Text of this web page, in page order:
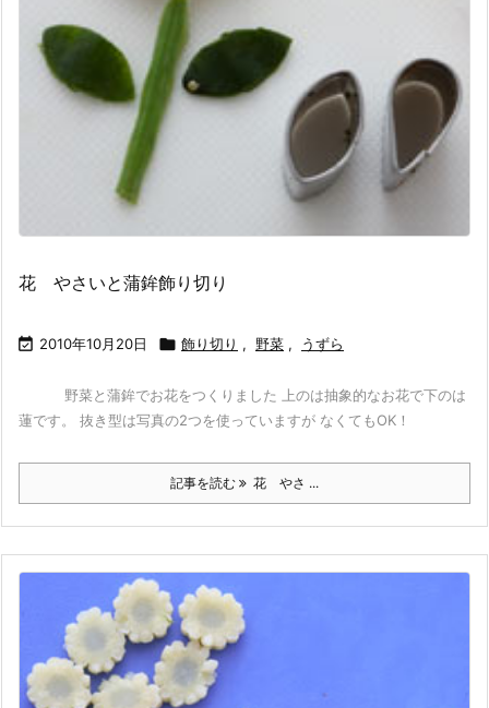
花 やさいと蒲鉾飾り切り
 2010年10月20日  飾り切り , 野菜 , うずら
野菜と蒲鉾でお花をつくりました 上のは抽象的なお花で下のは
蓮です。 抜き型は写真の2つを使っていますが なくてもOK！
記事を読む 花 やさ ...